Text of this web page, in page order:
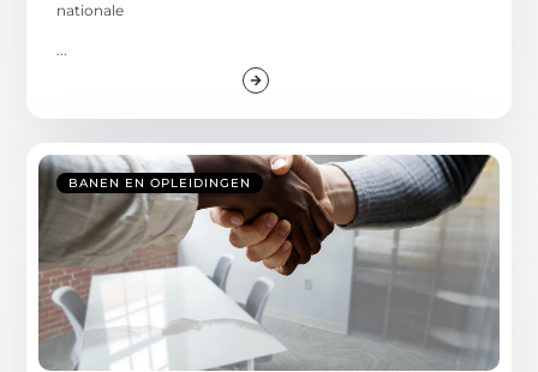
nationale
BANEN EN OPLEIDINGEN